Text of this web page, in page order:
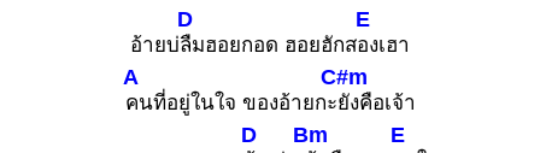
อ้ายบ่
D
ลืมฮอยกอด ฮอยฮักส
E
องเฮา
A
คนที่อยู่ในใจ ของอ้ายกะ
C#m
ยังคือเจ้า
D Bm E